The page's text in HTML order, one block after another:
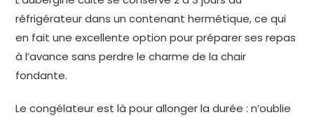
réfrigérateur dans un contenant hermétique, ce qui
en fait une excellente option pour préparer ses repas
à l’avance sans perdre le charme de la chair
fondante.
Le congélateur est là pour allonger la durée : n’oublie